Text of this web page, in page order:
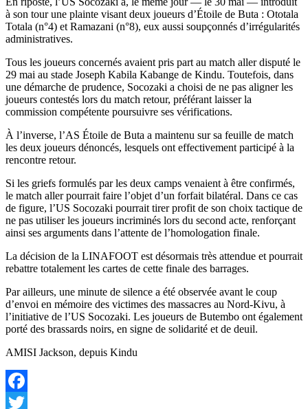
à son tour une plainte visant deux joueurs d’Étoile de Buta : Ototala
Totala (n°4) et Ramazani (n°8), eux aussi soupçonnés d’irrégularités
administratives.
Tous les joueurs concernés avaient pris part au match aller disputé le
29 mai au stade Joseph Kabila Kabange de Kindu. Toutefois, dans
une démarche de prudence, Socozaki a choisi de ne pas aligner les
joueurs contestés lors du match retour, préférant laisser la
commission compétente poursuivre ses vérifications.
À l’inverse, l’AS Étoile de Buta a maintenu sur sa feuille de match
les deux joueurs dénoncés, lesquels ont effectivement participé à la
rencontre retour.
Si les griefs formulés par les deux camps venaient à être confirmés,
le match aller pourrait faire l’objet d’un forfait bilatéral. Dans ce cas
de figure, l’US Socozaki pourrait tirer profit de son choix tactique de
ne pas utiliser les joueurs incriminés lors du second acte, renforçant
ainsi ses arguments dans l’attente de l’homologation finale.
La décision de la LINAFOOT est désormais très attendue et pourrait
rebattre totalement les cartes de cette finale des barrages.
Par ailleurs, une minute de silence a été observée avant le coup
d’envoi en mémoire des victimes des massacres au Nord-Kivu, à
l’initiative de l’US Socozaki. Les joueurs de Butembo ont également
porté des brassards noirs, en signe de solidarité et de deuil.
AMISI Jackson, depuis Kindu
Facebook